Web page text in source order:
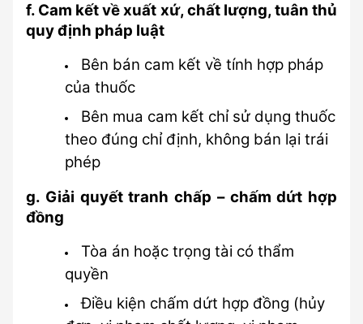
f. Cam kết về xuất xứ, chất lượng, tuân thủ
quy định pháp luật
Bên bán cam kết về tính hợp pháp
của thuốc
Bên mua cam kết chỉ sử dụng thuốc
theo đúng chỉ định, không bán lại trái
phép
g. Giải quyết tranh chấp – chấm dứt hợp
đồng
Tòa án hoặc trọng tài có thẩm
quyền
Điều kiện chấm dứt hợp đồng (hủy